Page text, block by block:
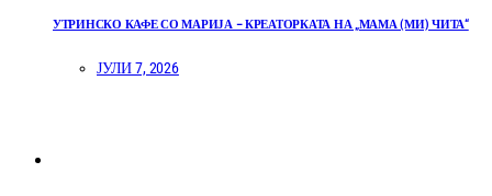
УТРИНСКО КАФЕ СО МАРИЈА – КРЕАТОРКАТА НА „МАМА (МИ) ЧИТА“
ЈУЛИ 7, 2026